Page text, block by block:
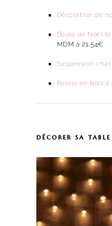
Décoration de
Boule de Noël
MDM à 21,54€
Suspension
Renne en bois à
décorer sa